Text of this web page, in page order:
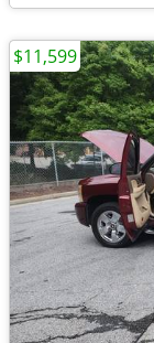
$11,599